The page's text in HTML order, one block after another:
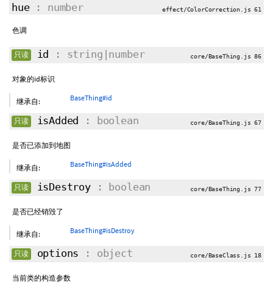
hue: number effect/ColorCorrection.js 61
色调
只读 id : string|number core/BaseThing.js 86
对象的id标识
继承自: BaseThing#id
只读 isAdded : boolean core/BaseThing.js 67
是否已添加到地图
继承自: BaseThing#isAdded
只读 isDestroy : boolean core/BaseThing.js 77
是否已经销毁了
继承自: BaseThing#isDestroy
只读 options : object core/BaseClass.js 18
当前类的构造参数